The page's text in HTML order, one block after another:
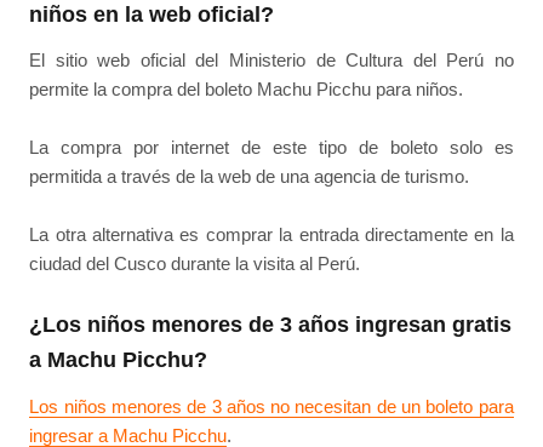
niños en la web oficial?
El sitio web oficial del Ministerio de Cultura del Perú no
permite la compra del boleto Machu Picchu para niños.
La compra por internet de este tipo de boleto solo es
permitida a través de la web de una agencia de turismo.
La otra alternativa es comprar la entrada directamente en la
ciudad del Cusco durante la visita al Perú.
¿Los niños menores de 3 años ingresan gratis
a Machu Picchu?
Los niños menores de 3 años no necesitan de un boleto para
ingresar a Machu Picchu.